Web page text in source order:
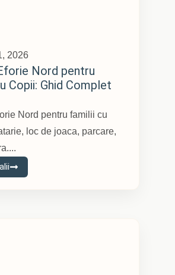
2026
Nord pentru
Copii: Ghid Complet
Nord pentru familii cu
loc de joaca, parcare,